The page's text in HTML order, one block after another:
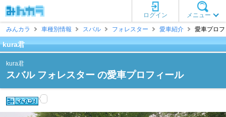
メニュー
ログイン
みんカラ
車種別情報 スバル フォレスター 愛車紹介 愛車プロ
kura君
kura君
スバル フォレスター の愛車プロフィール